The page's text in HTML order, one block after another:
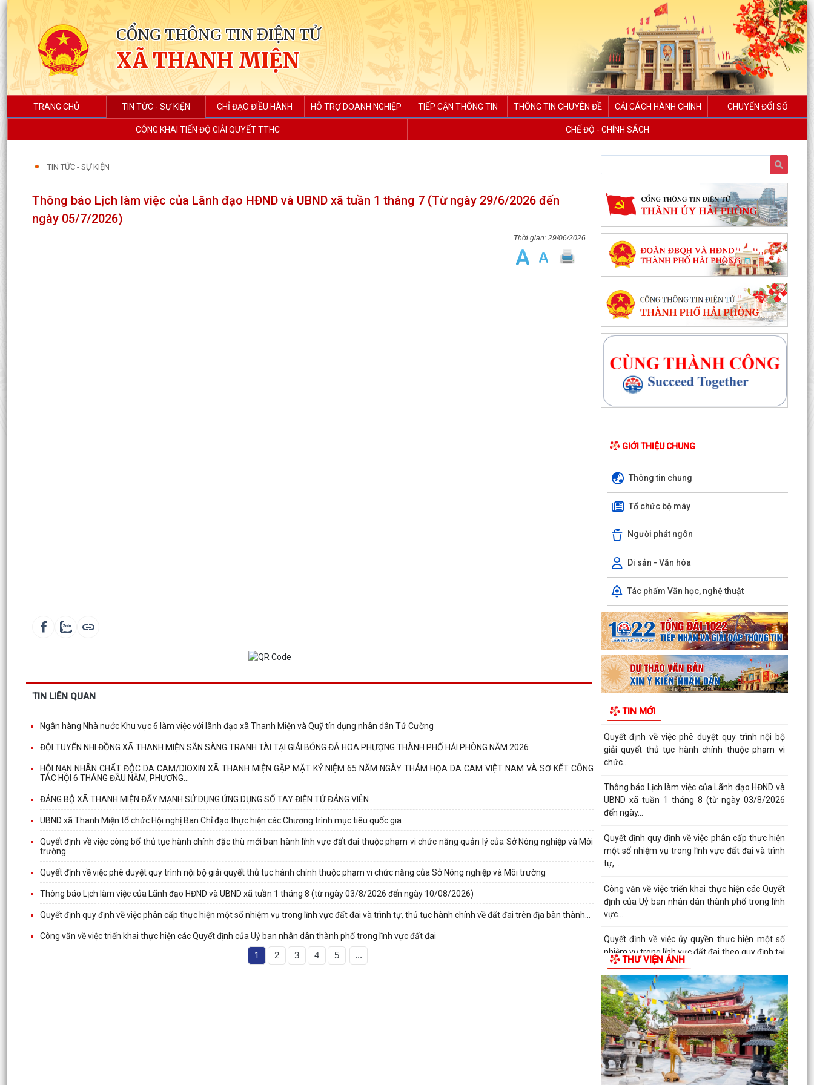
CỔNG THÔNG TIN ĐIỆN TỬ
XÃ THANH MIỆN
TRANG CHỦ TIN TỨC - SỰ KIỆN CHỈ ĐẠO ĐIỀU HÀNH HỖ TRỢ DOANH NGHIỆP TIẾP CẬN THÔNG TIN THÔNG TIN CHUYÊN ĐỀ CẢI CÁCH HÀNH CHÍNH CHUYỂN ĐỔI SỐ
CÔNG KHAI TIẾN ĐỘ GIẢI QUYẾT TTHC CHẾ ĐỘ - CHÍNH SÁCH
TIN TỨC - SỰ KIỆN
Thông báo Lịch làm việc của Lãnh đạo HĐND và UBND xã tuần 1 tháng 7 (Từ ngày 29/6/2026 đến
ngày 05/7/2026)
29/06/2026
TIN LIÊN QUAN
Ngân hàng Nhà nước Khu vực 6 làm việc với lãnh đạo xã Thanh Miện và Quỹ tín dụng nhân dân Tứ Cường
ĐỘI TUYỂN NHI ĐỒNG XÃ THANH MIỆN SẴN SÀNG TRANH TÀI TẠI GIẢI BÓNG ĐÁ HOA PHƯỢNG THÀNH PHỐ HẢI PHÒNG NĂM 2026
HỘI NẠN NHÂN CHẤT ĐỘC DA CAM/DIOXIN XÃ THANH MIỆN GẶP MẶT KỶ NIỆM 65 NĂM NGÀY THẢM HỌA DA CAM VIỆT NAM VÀ SƠ KẾT CÔNG
TÁC HỘI 6 THÁNG ĐẦU NĂM, PHƯƠNG...
ĐẢNG BỘ XÃ THANH MIỆN ĐẨY MẠNH SỬ DỤNG ỨNG DỤNG SỔ TAY ĐIỆN TỬ ĐẢNG VIÊN
UBND xã Thanh Miện tổ chức Hội nghị Ban Chỉ đạo thực hiện các Chương trình mục tiêu quốc gia
Quyết định về việc công bố thủ tục hành chính đặc thù mới ban hành lĩnh vực đất đai thuộc phạm vi chức năng quản lý của Sở Nông nghiệp và Môi
trường
Quyết định về việc phê duyệt quy trình nội bộ giải quyết thủ tục hành chính thuộc phạm vi chức năng của Sở Nông nghiệp và Môi trường
Thông báo Lịch làm việc của Lãnh đạo HĐND và UBND xã tuần 1 tháng 8 (từ ngày 03/8/2026 đến ngày 10/08/2026)
Quyết định quy định về việc phân cấp thực hiện một số nhiệm vụ trong lĩnh vực đất đai và trình tự, thủ tục hành chính về đất đai trên địa bàn thành...
Công văn về việc triển khai thực hiện các Quyết định của Uỷ ban nhân dân thành phố trong lĩnh vực đất đai
1 2 3 4 5 ...
GIỚI THIỆU CHUNG
Thông tin chung
Tổ chức bộ máy
Người phát ngôn
Di sản - Văn hóa
Tác phẩm Văn học, nghệ thuật
TIN MỚI
lãnh đạo xã Thanh Miện và Quỹ tín dụng nhân
dân Tứ Cường
ĐỘI TUYỂN NHI ĐỒNG XÃ THANH MIỆN SẴN
SÀNG TRANH TÀI TẠI GIẢI BÓNG ĐÁ HOA
PHƯỢNG THÀNH PHỐ HẢI PHÒNG...
HỘI NẠN NHÂN CHẤT ĐỘC DA CAM/DIOXIN XÃ
THANH MIỆN GẶP MẶT KỶ NIỆM 65 NĂM NGÀY
THẢM HỌA DA CAM VIỆT...
ĐẢNG BỘ XÃ THANH MIỆN ĐẨY MẠNH SỬ DỤNG
ỨNG DỤNG SỔ TAY ĐIỆN TỬ ĐẢNG VIÊN
UBND xã Thanh Miện tổ chức Hội nghị Ban Chỉ
gia
Quyết định về việc phê duyệt quy trình nội bộ
giải quyết thủ tục hành chính thuộc phạm vi
chức...
Thông báo Lịch làm việc của Lãnh đạo HĐND và
UBND xã tuần 1 tháng 8 (từ ngày 03/8/2026
đến ngày...
Quyết định quy định về việc phân cấp thực hiện
một số nhiệm vụ trong lĩnh vực đất đai và trình
tự,...
Công văn về việc triển khai thực hiện các Quyết
định của Uỷ ban nhân dân thành phố trong lĩnh
vực...
Quyết định về việc ủy quyền thực hiện một số
nhiệm vụ trong lĩnh vực đất đai theo quy định tại
Điều...
Thanh Miện triển khai kế hoạch lấy mẫu hài cốt
liệt sĩ phục vụ giám định ADN đối với các mộ liệt
sĩ...
Thanh Miện công bố các quyết định kiện toàn
chi ủy, chi bộ thôn và công tác cán bộ
Nghị quyết Quy định số lượng người hoạt động
THƯ VIỆN ẢNH